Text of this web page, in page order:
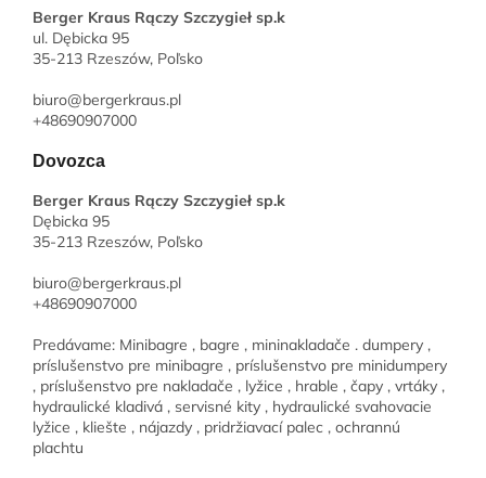
Berger Kraus Rączy Szczygieł sp.k
ul. Dębicka 95
35-213 Rzeszów, Poľsko
biuro@bergerkraus.pl
+48690907000
Dovozca
Berger Kraus Rączy Szczygieł sp.k
Dębicka 95
35-213 Rzeszów, Poľsko
biuro@bergerkraus.pl
+48690907000
Predávame: Minibagre , bagre , mininakladače . dumpery ,
príslušenstvo pre minibagre , príslušenstvo pre minidumpery
, príslušenstvo pre nakladače , lyžice , hrable , čapy , vrtáky ,
hydraulické kladivá , servisné kity , hydraulické svahovacie
lyžice , kliešte , nájazdy , pridržiavací palec , ochrannú
plachtu